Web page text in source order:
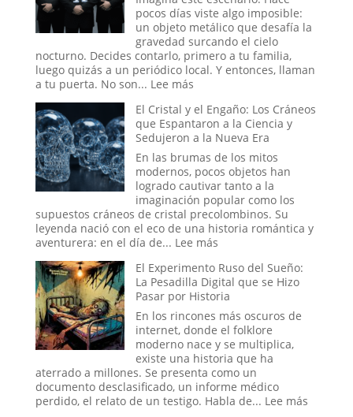
el
Nuevo
Orden
Mundial
pocos días viste algo imposible:
un objeto metálico que desafía la
gravedad surcando el cielo
nocturno. Decides contarlo, primero a tu familia,
luego quizás a un periódico local. Y entonces, llaman
a tu puerta. No son... Lee más:
allá
de
Will
Smith:
los
oscuros
orígenes
de
los
verdaderos
de
Negro
El Cristal y el Engaño: Los Cráneos
que Espantaron a la Ciencia y
Sedujeron a la Nueva Era
En las brumas de los mitos
modernos, pocos objetos han
logrado cautivar tanto a la
imaginación popular como los
supuestos cráneos de cristal precolombinos. Su
leyenda nació con el eco de una historia romántica y
aventurera: en el día de... Lee más:
Cristal
y
el
Engaño:
Los
Cráneos
que
Espantaron
a
la
El Experimento Ruso del Sueño:
La Pesadilla Digital que se Hizo
Pasar por Historia
En los rincones más oscuros de
internet, donde el folklore
moderno nace y se multiplica,
existe una historia que ha
aterrado a millones. Se presenta como un
documento desclasificado, un informe médico
perdido, el relato de un testigo. Habla de... Lee más: